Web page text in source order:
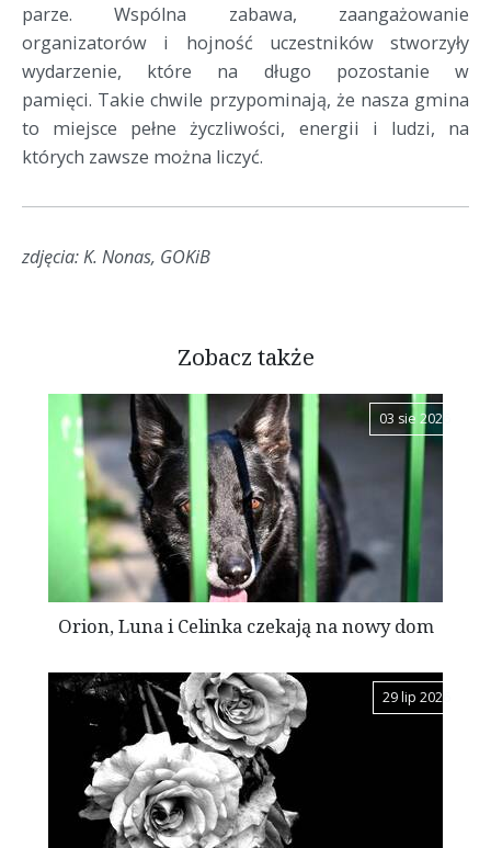
parze. Wspólna zabawa, zaangażowanie
organizatorów i hojność uczestników stworzyły
wydarzenie, które na długo pozostanie w
pamięci. Takie chwile przypominają, że nasza gmina
to miejsce pełne życzliwości, energii i ludzi, na
których zawsze można liczyć.
zdjęcia: K. Nonas, GOKiB
Zobacz także
03 sie 2026
Orion, Luna i Celinka czekają na nowy dom
29 lip 2026